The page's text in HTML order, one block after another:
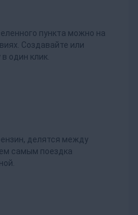
пункта можно на
Создавайте или
один клик.
делятся между
самым поездка